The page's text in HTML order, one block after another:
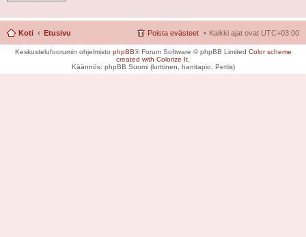
Koti Etusivu Kaikki ajat ovat UTC+03:00
Poista evästeet
Keskustelufoorumin ohjelmisto phpBB® Forum Software © phpBB Limited Color scheme
created with Colorize It
Käännös: phpBB Suomi (lurttinen, harritapio, Pettis)